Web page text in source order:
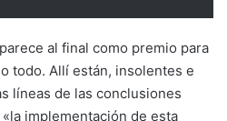
al final como premio para
todo. Allí están, insolentes e
líneas de las conclusiones
implementación de esta